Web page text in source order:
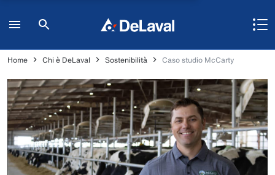
Home Chi è DeLaval Sostenibilità Caso studio McCarty